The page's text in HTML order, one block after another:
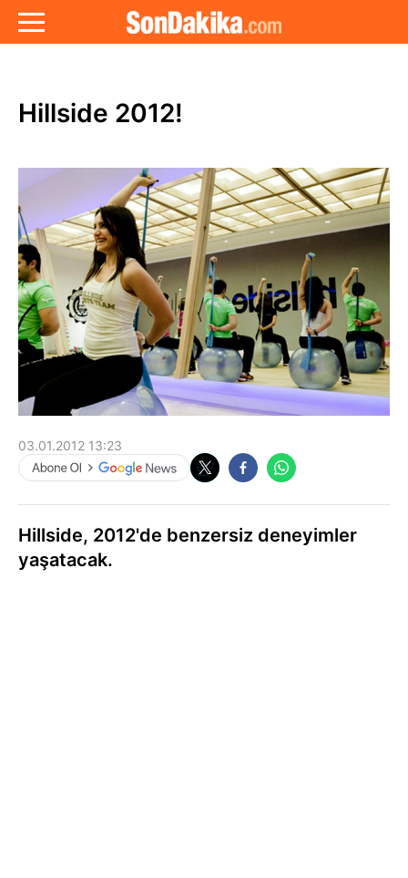
Hillside 2012!
03.01.2012 13:23
Hillside, 2012'de benzersiz deneyimler
yaşatacak.